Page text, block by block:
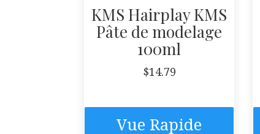
KMS Hairplay KMS
Pâte de modelage
100ml
$14.79
Vue Rapide